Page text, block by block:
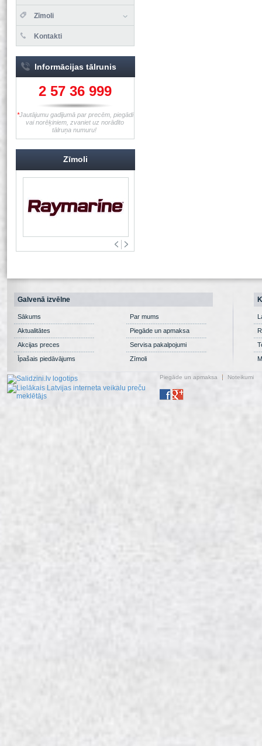
Zīmoli
Kontakti
Informācijas tālrunis
2 57 36 999
*Jautājumu gadījumā par precēm, piegādi
vai norēķiniem, zvaniet uz norādīto
tālruņa numuru!
Zīmoli
Galvenā izvēlne
Sākums
Aktualitātes
Akcijas preces
Īpašais piedāvājums
Par mums
Piegāde un apmaksa
Servisa pakalpojumi
Zīmoli
Piegāde un apmaksa Noteikumi